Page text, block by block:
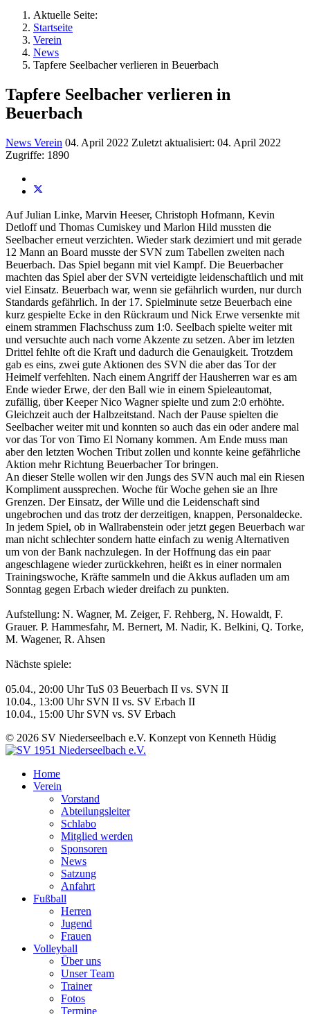
Aktuelle Seite:
Startseite
Verein
News
Tapfere Seelbacher verlieren in Beuerbach
Tapfere Seelbacher verlieren in
Beuerbach
News Verein 04. April 2022 Zuletzt aktualisiert: 04. April 2022
Zugriffe: 1890
Auf Julian Linke, Marvin Heeser, Christoph Hofmann, Kevin
Detloff und Thomas Cumiskey und Marlon Hild mussten die
Seelbacher erneut verzichten. Wieder stark dezimiert und mit gerade
12 Mann an Board musste der SVN zum Tabellen zweiten nach
Beuerbach. Das Spiel begann mit viel Kampf. Die Beuerbacher
machten das Spiel aber der SVN verteidigte leidenschaftlich und mit
viel Einsatz. Beuerbach war, wenn sie gefährlich wurden, nur durch
Standards gefährlich. In der 17. Spielminute setze Beuerbach eine
kurz gespielte Ecke in den Rückraum und Nick Erwe versenkte mit
einem strammen Flachschuss zum 1:0. Seelbach spielte weiter mit
und versuchte auch nach vorne Akzente zu setzen. Aber im letzten
Drittel fehlte oft die Kraft und dadurch die Genauigkeit. Trotzdem
gab es eins, zwei gute Aktionen des SVN die aber das Tor der
Heimelf verfehlten. Nach einem Angriff der Hausherren war es am
Ende wieder Erwe, der den Ball wie in einem Spieleautomat,
zufällig, über Keeper Nico Wagner spielte und zum 2:0 erhöhte.
Gleichzeit auch der Halbzeitstand. Nach der Pause spielten die
Seelbacher weiter mit und konnten so auch das ein oder andere mal
vor das Tor von Timo El Nomany kommen. Am Ende muss man
aber den letzten Wochen Tribut zollen und konnte keine gefährliche
Aktion mehr Richtung Beuerbacher Tor bringen.
An dieser Stelle wollen wir den Jungs des SVN auch mal ein Riesen
Kompliment aussprechen. Woche für Woche gehen sie an Ihre
Grenzen. Der Einsatz, der Wille und die Leidenschaft sind
ungebrochen und das trotz der derzeitigen, knappen, Personaldecke.
In jedem Spiel, ob in Wallrabenstein oder jetzt gegen Beuerbach war
man nicht schlechter sondern hatte einfach zu wenig Alternativen
um von der Bank nachzulegen. In der Hoffnung das ein paar
angeschlagene wieder zurückkehren, heißt es in einer normalen
Trainingswoche, Kräfte sammeln und die Akkus aufladen um am
Sonntag gegen Erbach wieder dreifach zu punkten.
Aufstellung: N. Wagner, M. Zeiger, F. Rehberg, N. Howaldt, F.
Grauer. P. Hammesfahr, M. Bernert, M. Nadir, K. Belkini, Q. Torke,
M. Wagener, R. Ahsen
Nächste spiele:
05.04., 20:00 Uhr TuS 03 Beuerbach II vs. SVN II
10.04., 13:00 Uhr SVN II vs. SV Erbach II
10.04., 15:00 Uhr SVN vs. SV Erbach
© 2026 SV Niederseelbach e.V. Konzept von Kenneth Hüdig
Home
Verein
Vorstand
Abteilungsleiter
Schlabo
Mitglied werden
Sponsoren
News
Satzung
Anfahrt
Fußball
Herren
Jugend
Frauen
Volleyball
Über uns
Unser Team
Trainer
Fotos
Termine